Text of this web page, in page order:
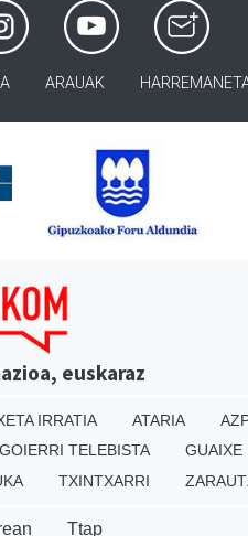
ARAUAK
euskaraz
IRRATIA ATARIA
GOIERRI TELEBISTA
GUAIXE
TXINTXARRI
Ttap